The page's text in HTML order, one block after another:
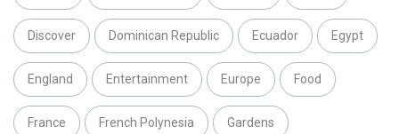
Discover Dominican Republic Ecuador Egypt
England Entertainment Europe Food
France French Polynesia Gardens